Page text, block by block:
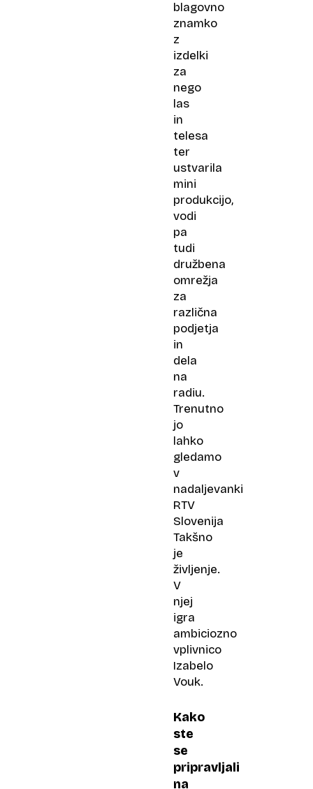
blagovno
znamko
z
izdelki
za
nego
las
in
telesa
ter
ustvarila
mini
produkcijo,
vodi
pa
tudi
družbena
omrežja
za
različna
podjetja
in
dela
na
radiu.
Trenutno
jo
lahko
gledamo
v
nadaljevanki
RTV
Slovenija
Takšno
je
življenje.
V
njej
igra
ambiciozno
vplivnico
Izabelo
Vouk.
Kako
ste
se
pripravljali
na